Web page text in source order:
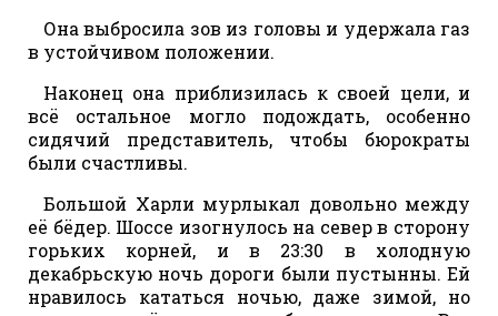
Она выбросила зов из головы и удержала газ
в устойчивом положении.
Наконец она приблизилась к своей цели, и
всё остальное могло подождать, особенно
сидячий представитель, чтобы бюрократы
были счастливы.
Большой Харли мурлыкал довольно между
её бёдер. Шоссе изогнулось на север в сторону
горьких корней, и в 23:30 в холодную
декабрьскую ночь дороги были пустынны. Ей
нравилось кататься ночью, даже зимой, но